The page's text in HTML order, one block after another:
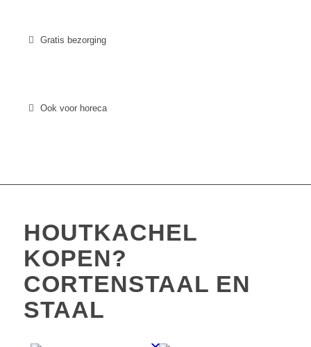
Gratis bezorging
Ook voor horeca
HOUTKACHEL
KOPEN?
CORTENSTAAL EN
STAAL